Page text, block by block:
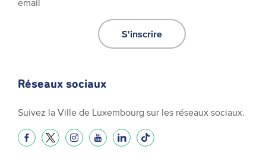
email
S'inscrire
Réseaux sociaux
Suivez la Ville de Luxembourg sur les réseaux sociaux.